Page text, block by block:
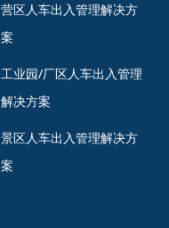
营区人车出入管理解决方
案
工业园/厂区人车出入管理
解决方案
景区人车出入管理解决方
案